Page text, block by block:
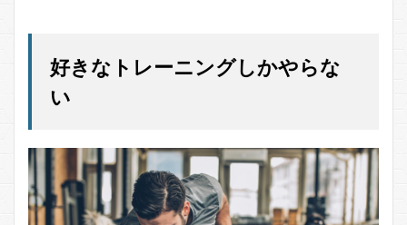
好きなトレーニングしかやらな
い